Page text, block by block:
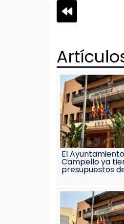
de
El
Campello ya
presupuestos